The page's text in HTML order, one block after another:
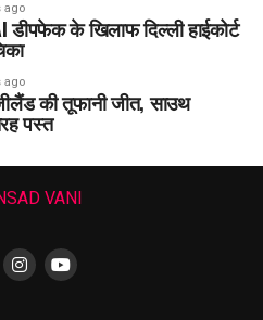
ago
डीपफेक के खिलाफ दिल्ली हाईकोर्ट
ago
की तूफानी जीत, साउथ
पस्त